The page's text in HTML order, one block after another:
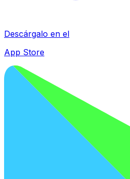
Descárgalo en el
App Store